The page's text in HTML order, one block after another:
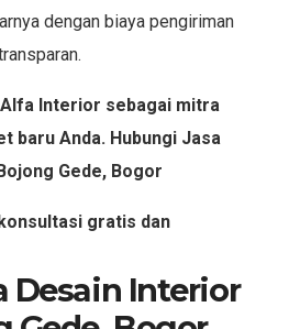
dengan biaya pengiriman
Interior sebagai mitra
baru Anda. Hubungi Jasa
Gede, Bogor
gratis dan
Desain Interior